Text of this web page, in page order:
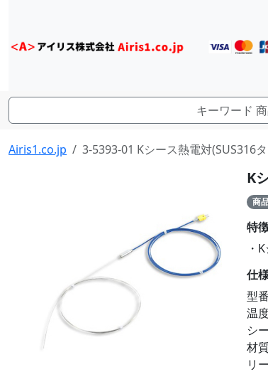
Airis1.co.jp 3-5393-01 Kシース熱電対(SUS316
K
商
特
・
仕
型
温
シ
材
リ